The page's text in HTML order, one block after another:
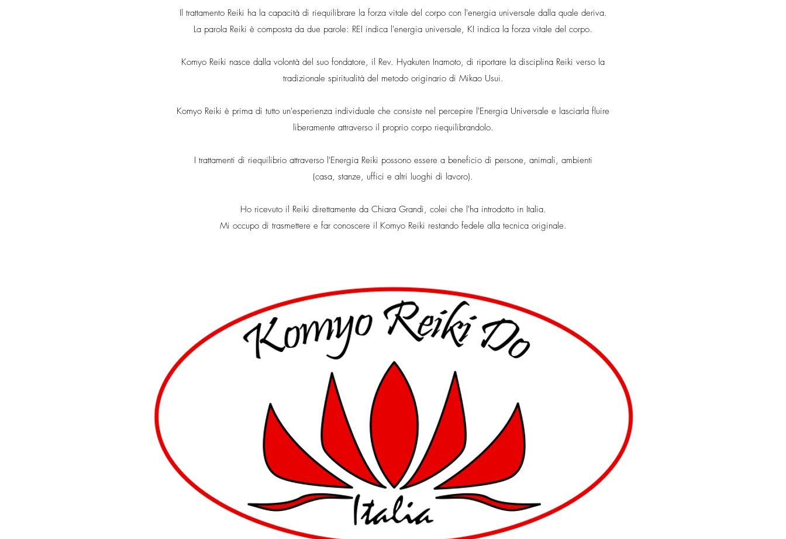
Il trattamento Reiki ha la capacità di riequilibrare la forza vitale del corpo con l'energia universale dalla quale deriva.
La parola Reiki è composta da due parole: REI indica l'energia universale, KI indica la forza vitale del corpo.
Komyo Reiki nasce dalla volontà del suo fondatore, il Rev. Hyakuten Inamoto, di riportare la disciplina Reiki verso la
tradizionale spiritualità del metodo originario di Mikao Usui.
Komyo Reiki è prima di tutto un'esperienza individuale che consiste nel percepire l'Energia Universale e lasciarla fluire
liberamente attraverso il proprio corpo riequilibrandolo.
I trattamenti di riequilibrio attraverso l'Energia Reiki possono essere a beneficio di persone, animali, ambienti
(casa, stanze, uffici e altri luoghi di lavoro).
Ho ricevuto il Reiki direttamente da Chiara Grandi, colei che l'ha introdotto in Italia.
Mi occupo di trasmettere e far conoscere il Komyo Reiki restando fedele alla tecnica originale.